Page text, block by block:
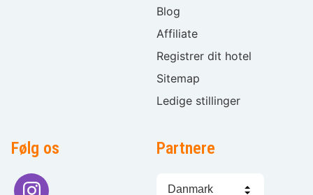
Blog
Affiliate
Registrer dit hotel
Sitemap
Ledige stillinger
Følg os Partnere